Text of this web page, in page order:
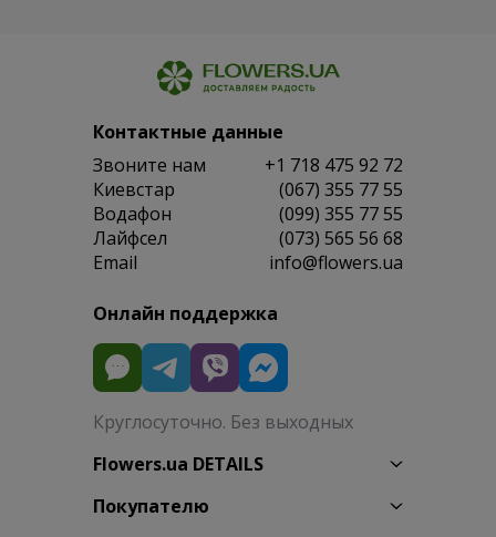
Контактные данные
Звоните нам
+1 718 475 92 72
Киевстар
(067) 355 77 55
Водафон
(099) 355 77 55
Лайфсел
(073) 565 56 68
Email
info@flowers.ua
Онлайн поддержка
Круглосуточно. Без выходных
Flowers.ua DETAILS
Покупателю